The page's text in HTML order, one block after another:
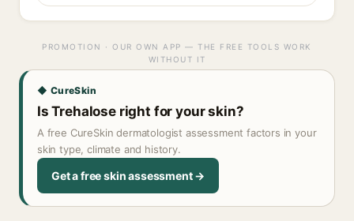
PROMOTION · OUR OWN APP — THE FREE TOOLS WORK
WITHOUT IT
◆ CureSkin
Is Trehalose right for your skin?
A free CureSkin dermatologist assessment factors in your
skin type, climate and history.
Get a free skin assessment →